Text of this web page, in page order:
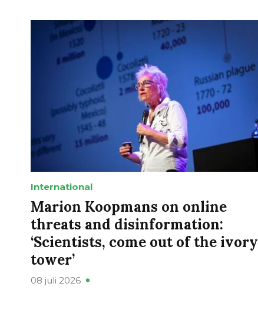
International
Marion Koopmans on online
threats and disinformation:
‘Scientists, come out of the ivory
tower’
08 juli 2026